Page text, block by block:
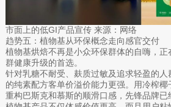
市面上的低GI产品宣传 来源：网络
趋势五：植物基从环保概念走向感官交付
植物基烘焙不再是小众环保群体的自嗨，正
群健康升级的首选。
针对乳糖不耐受、麸质过敏及追求轻盈的
的纯素配方客单价溢价能力更强。用冷榨
重构巴斯克和慕斯的顺滑口感，先锋品牌已